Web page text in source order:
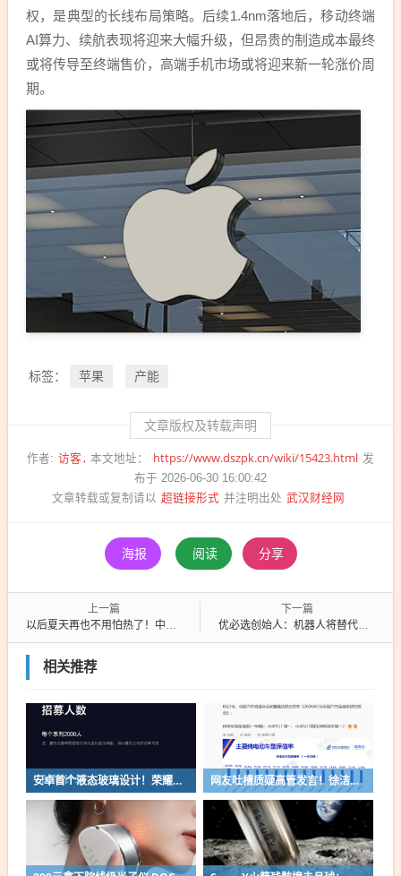
权，是典型的长线布局策略。后续1.4nm落地后，移动终端
AI算力、续航表现将迎来大幅升级，但昂贵的制造成本最终
或将传导至终端售价，高端手机市场或将迎来新一轮涨价周
期。
标签： 苹果 产能
文章版权及转载声明
作者: 访客 本文地址： https://www.dszpk.cn/wiki/15423.html 发
布于 2026-06-30 16:00:42
文章转载或复制请以 超链接形式 并注明出处 武汉财经网
海报 阅读 分享
上一篇
以后夏天再也不用怕热了！中国科学家把“空调”织进了布料
下一篇
优必选创始人：机器人将替代手机 成为AI最核心的交互终端
相关推荐
安卓首个液态玻璃设计！荣耀MagicOS 11内测招募开启：17款机型首批升级 网友吐槽质疑高管发言！徐洁云回应“孩go”言论争议：是小米用户宠物名